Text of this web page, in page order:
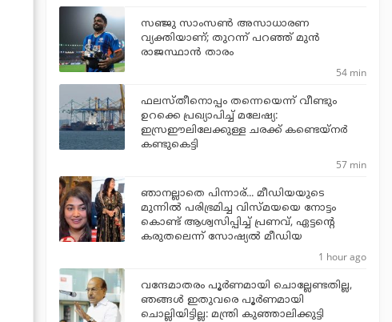
സഞ്ജു സാംസണ്‍ അസാധാരണ
വ്യക്തിയാണ്; തുറന്ന് പറഞ്ഞ് മുന്‍
രാജസ്ഥാന്‍ താരം
54 min
ഫലസ്തീനൊപ്പം തന്നെയെന്ന് വീണ്ടും
ഉറക്കെ പ്രഖ്യാപിച്ച് മലേഷ്യ:
ഇസ്രഈലിലേക്കുള്ള ചരക്ക് കണ്ടെയ്‌നര്‍
കണ്ടുകെട്ടി
57 min
ഞാനല്ലാതെ പിന്നാര്... മീഡിയയുടെ
മുന്നില്‍ പരിഭ്രമിച്ച വിസ്മയയെ നോട്ടം
കൊണ്ട് ആശ്വസിപ്പിച്ച് പ്രണവ്, ഏട്ടന്റെ
കരുതലെന്ന് സോഷ്യല്‍ മീഡിയ
1 hour ago
വന്ദേമാതരം പൂര്‍ണമായി ചൊല്ലേണ്ടതില്ല,
ഞങ്ങള്‍ ഇതുവരെ പൂര്‍ണമായി
ചൊല്ലിയിട്ടില്ല: മന്ത്രി കുഞ്ഞാലിക്കുട്ടി